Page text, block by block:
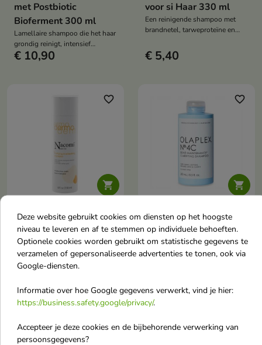
met Postbiotic
Bioferment 300 ml
Lamellaire shampoo die het haar
grondig reinigt, intensief
hydrateert en glad maakt,
€ 10,90
voor si Haar 330 ml
Een reinigende shampoo met
brandnetel, tarweproteïne en
verfrist en het haar licht, zacht
en vol natuurlijke glans maakt.
€ 5,40

favorite_border
Nacomi Next Level
Dermo Reinigende en
Verfrissende
Haarshampoo 250 ml
Een diep reinigende shampoo
verwijdert, de hoofdhuid verfrist
en het haar weer licht en volume
€ 10,90

favorite_border
Olaplex No.4C Bond
Maintenance Szampon
do włosów
oczyszczający 250 ml
€ 25,40
Deze website gebruikt cookies om diensten op het hoogste
niveau te leveren en af te stemmen op individuele behoeften.
Optionele cookies worden gebruikt om statistische gegevens te
verzamelen of gepersonaliseerde advertenties te tonen, ook via
Google-diensten.
Informatie over hoe Google gegevens verwerkt, vind je hier:
https://business.safety.google/privacy/.
Accepteer je deze cookies en de bijbehorende verwerking van
persoonsgegevens?